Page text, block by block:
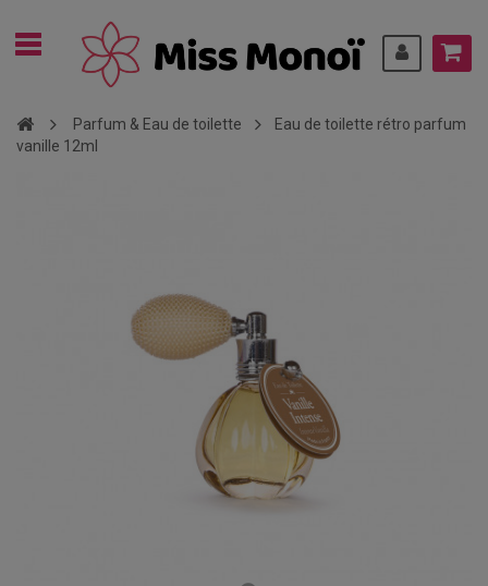
Parfum & Eau de toilette
Eau de toilette rétro parfum
vanille 12ml